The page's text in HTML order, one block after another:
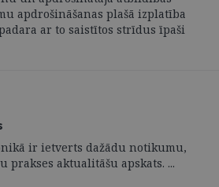
apdrošināšanas plašā izplatība
ar to saistītos strīdus īpaši
ir ietverts dažādu notikumu,
prakses aktualitāšu apskats. ...